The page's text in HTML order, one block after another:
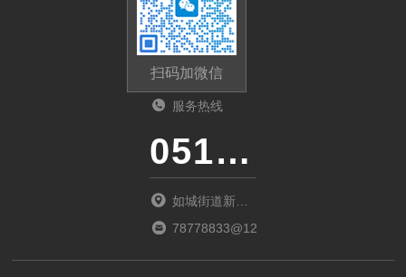
扫码加微信
服务热线
0513-87510026
如城街道新北
商城D1幢02室
78778833@126.com